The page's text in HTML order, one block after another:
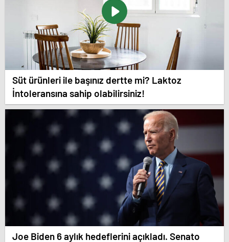
Süt ürünleri ile başınız dertte mi? Laktoz
İntoleransına sahip olabilirsiniz!
Joe Biden 6 aylık hedeflerini açıkladı. Senato